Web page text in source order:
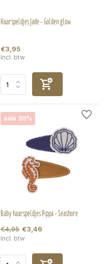
Haarspeldjes Jade - Golden glow
€3,95
Incl. btw
sale 30%
Baby haarspeldjes Pippa - Seashore
€4,95 €3,46
Incl. btw